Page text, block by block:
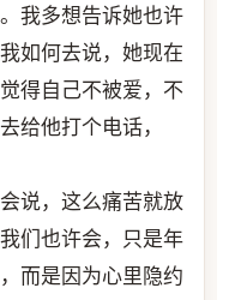
我多想告诉她也许
如何去说，她现在
得自己不被爱，不
给他打个电话，
说，这么痛苦就放
们也许会，只是年
而是因为心里隐约